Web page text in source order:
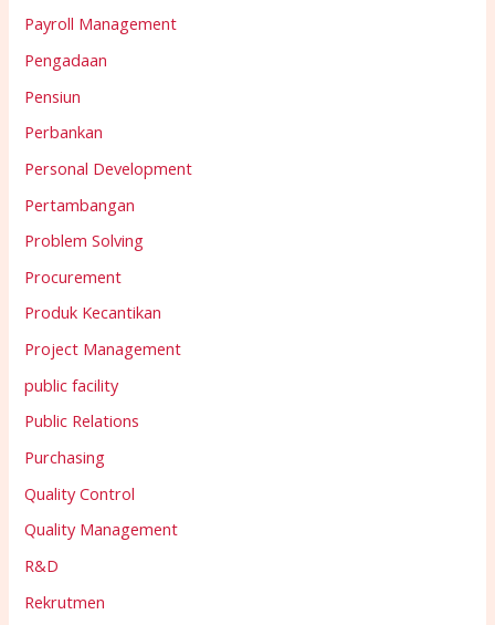
Payroll Management
Pengadaan
Pensiun
Perbankan
Personal Development
Pertambangan
Problem Solving
Procurement
Produk Kecantikan
Project Management
public facility
Public Relations
Purchasing
Quality Control
Quality Management
R&D
Rekrutmen